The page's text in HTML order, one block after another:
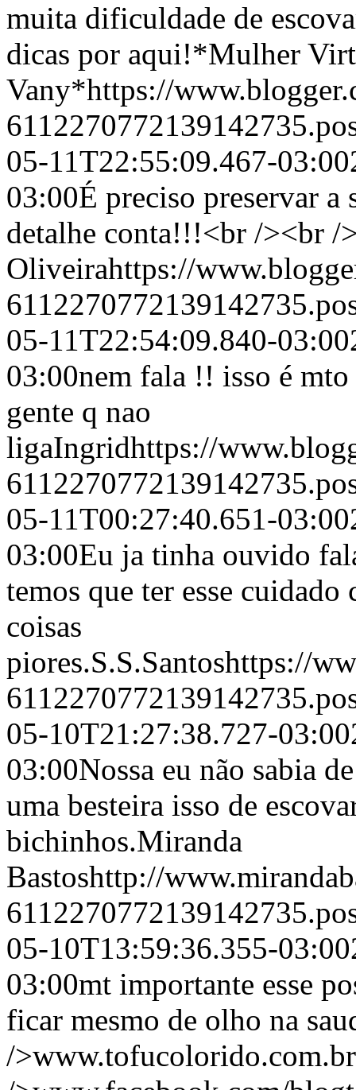
muita dificuldade de
dicas por aqui!*Mulher
Vany*https://
05-11T22:55:09.467-03:00
03:00É preciso preservar a
detalhe conta!!!<br /><br /
Oliveirahttps://
05-11T22:54:09.840-03:00
03:00nem fala !! isso é
gente q nao
ligaIngridhttps://
05-11T00:27:40.651-03:00
03:00Eu ja tinha ouvido
temos que ter esse cuidado
coisas
piores.S.S.Santoshttps://
05-10T21:27:38.727-03:00
03:00Nossa eu não sabia
uma besteira isso de
bichinhos.Miranda
Bastoshttp://
05-10T13:59:36.355-03:00
03:00mt importante esse
ficar mesmo de olho na
/